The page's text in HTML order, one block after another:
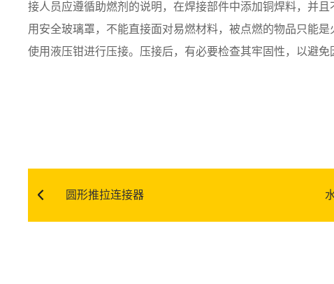
接人员应遵循助燃剂的说明，在焊接部件中添加铜焊料，并
用安全玻璃罩，不能直接面对易燃材料，被点燃的物品只能
使用液压钳进行压接。压接后，有必要检查其牢固性，以避免
圆形推拉连接器